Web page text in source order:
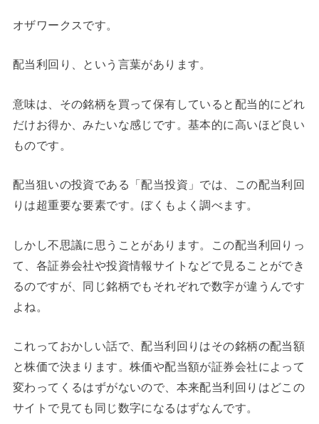
オザワークスです。
配当利回り、という言葉があります。
意味は、その銘柄を買って保有していると配当的にどれ
だけお得か、みたいな感じです。基本的に高いほど良い
ものです。
配当狙いの投資である「配当投資」では、この配当利回
りは超重要な要素です。ぼくもよく調べます。
しかし不思議に思うことがあります。この配当利回りっ
て、各証券会社や投資情報サイトなどで見ることができ
るのですが、同じ銘柄でもそれぞれで数字が違うんです
よね。
これっておかしい話で、配当利回りはその銘柄の配当額
と株価で決まります。株価や配当額が証券会社によって
変わってくるはずがないので、本来配当利回りはどこの
サイトで見ても同じ数字になるはずなんです。